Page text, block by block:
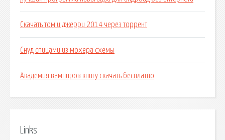
Скачать том и джерри 2014 через торрент
Снуд спицами из мохера схемы
Академия вампиров книгу скачать бесплатно
Links